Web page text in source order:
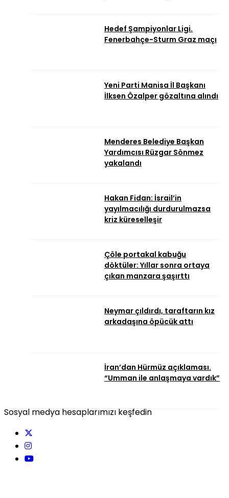
Hedef Şampiyonlar Ligi.
Fenerbahçe-Sturm Graz maçı
Yeni Parti Manisa İl Başkanı
İlksen Özalper gözaltına alındı
Menderes Belediye Başkan
Yardımcısı Rüzgar Sönmez
yakalandı
Hakan Fidan: İsrail’in
yayılmacılığı durdurulmazsa
kriz küreselleşir
Çöle portakal kabuğu
döktüler: Yıllar sonra ortaya
çıkan manzara şaşırttı
Neymar çıldırdı, taraftarın kız
arkadaşına öpücük attı
İran’dan Hürmüz açıklaması.
“Umman ile anlaşmaya vardık”
Sosyal medya hesaplarımızı keşfedin